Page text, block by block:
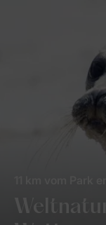
11 km vom Park